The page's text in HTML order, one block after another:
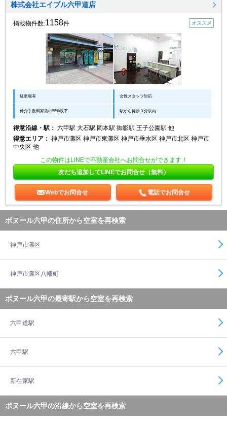
株式会社エイブル六甲道店
掲載物件数:1158件 オススメ
駐車場有 女性スタッフ対応
仲介手数料家賃の55%以下 駅から徒歩３分以内
得意沿線・駅： 六甲駅 大石駅 岡本駅 御影駅 王子公園駅 他
得意エリア： 神戸市灘区 神戸市東灘区 神戸市垂水区 神戸市北区 神戸市
中央区 他
この物件はLINEで不動産会社へお問合せができます！
友だち追加してLINEでお問合せ（無料）
Webでお問合せ 電話でお問合せ
ボヌール六甲の住所から空室を再検索
神戸市灘区
神戸市灘区八幡町
ボヌール六甲の最寄駅から空室を再検索
六甲道駅
六甲駅
新在家駅
ボヌール六甲の沿線から空室を再検索